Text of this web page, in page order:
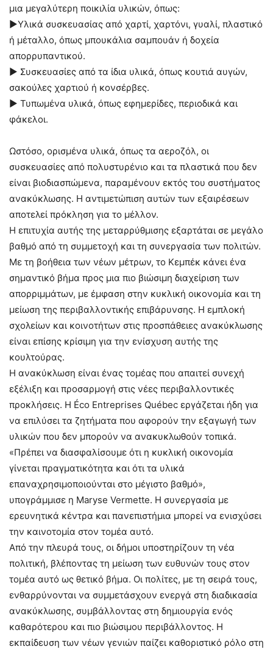
μια μεγαλύτερη ποικιλία υλικών, όπως:
►Υλικά συσκευασίας από χαρτί, χαρτόνι, γυαλί, πλαστικό
ή μέταλλο, όπως μπουκάλια σαμπουάν ή δοχεία
απορρυπαντικού.
► Συσκευασίες από τα ίδια υλικά, όπως κουτιά αυγών,
σακούλες χαρτιού ή κονσέρβες.
► Τυπωμένα υλικά, όπως εφημερίδες, περιοδικά και
φάκελοι.
Ωστόσο, ορισμένα υλικά, όπως τα αεροζόλ, οι
συσκευασίες από πολυστυρένιο και τα πλαστικά που δεν
είναι βιοδιασπώμενα, παραμένουν εκτός του συστήματος
ανακύκλωσης. Η αντιμετώπιση αυτών των εξαιρέσεων
αποτελεί πρόκληση για το μέλλον.
Η επιτυχία αυτής της μεταρρύθμισης εξαρτάται σε μεγάλο
βαθμό από τη συμμετοχή και τη συνεργασία των πολιτών.
Με τη βοήθεια των νέων μέτρων, το Κεμπέκ κάνει ένα
σημαντικό βήμα προς μια πιο βιώσιμη διαχείριση των
απορριμμάτων, με έμφαση στην κυκλική οικονομία και τη
μείωση της περιβαλλοντικής επιβάρυνσης. Η εμπλοκή
σχολείων και κοινοτήτων στις προσπάθειες ανακύκλωσης
είναι επίσης κρίσιμη για την ενίσχυση αυτής της
κουλτούρας.
Η ανακύκλωση είναι ένας τομέας που απαιτεί συνεχή
εξέλιξη και προσαρμογή στις νέες περιβαλλοντικές
προκλήσεις. Η Éco Entreprises Québec εργάζεται ήδη για
να επιλύσει τα ζητήματα που αφορούν την εξαγωγή των
υλικών που δεν μπορούν να ανακυκλωθούν τοπικά.
«Πρέπει να διασφαλίσουμε ότι η κυκλική οικονομία
γίνεται πραγματικότητα και ότι τα υλικά
επαναχρησιμοποιούνται στο μέγιστο βαθμό»,
υπογράμμισε η Maryse Vermette. Η συνεργασία με
ερευνητικά κέντρα και πανεπιστήμια μπορεί να ενισχύσει
την καινοτομία στον τομέα αυτό.
Από την πλευρά τους, οι δήμοι υποστηρίζουν τη νέα
πολιτική, βλέποντας τη μείωση των ευθυνών τους στον
τομέα αυτό ως θετικό βήμα. Οι πολίτες, με τη σειρά τους,
ενθαρρύνονται να συμμετάσχουν ενεργά στη διαδικασία
ανακύκλωσης, συμβάλλοντας στη δημιουργία ενός
καθαρότερου και πιο βιώσιμου περιβάλλοντος. Η
εκπαίδευση των νέων γενιών παίζει καθοριστικό ρόλο στη